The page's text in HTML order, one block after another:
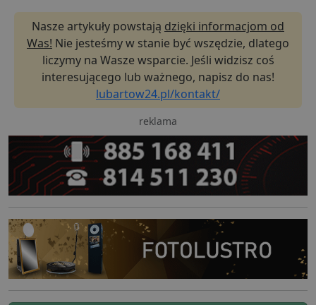
Nasze artykuły powstają dzięki informacjom od
Was! Nie jesteśmy w stanie być wszędzie, dlatego
liczymy na Wasze wsparcie. Jeśli widzisz coś
interesującego lub ważnego, napisz do nas!
lubartow24.pl/kontakt/
reklama